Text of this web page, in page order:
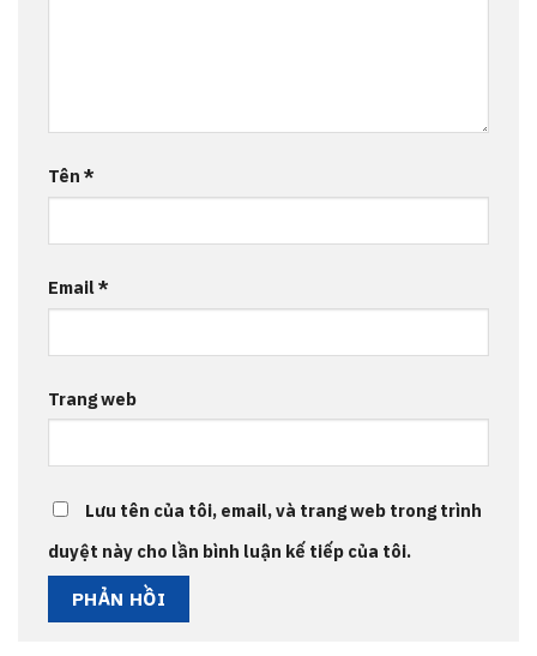
Tên *
Email*
Trang web
Lưu tên của tôi, email, và trang web trong trình
duyệt này cho lần bình luận kế tiếp của tôi.